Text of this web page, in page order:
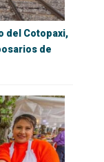
del Cotopaxi,
de